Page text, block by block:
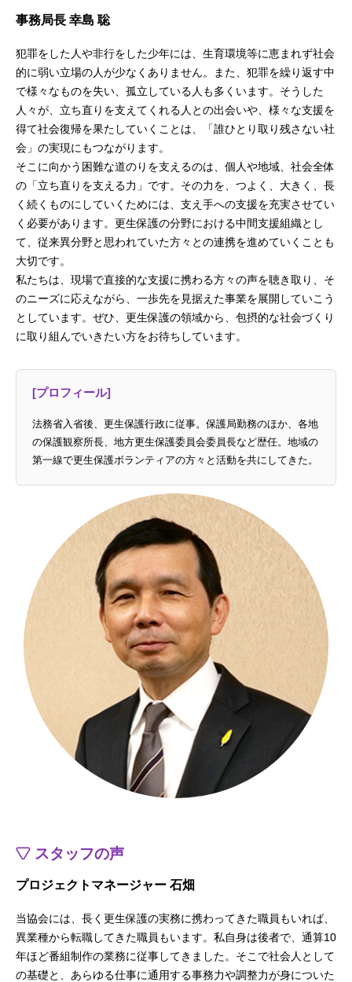
事務局長 幸島 聡
犯罪をした人や非行をした少年には、生育環境等に恵まれず社会
的に弱い立場の人が少なくありません。また、犯罪を繰り返す中
で様々なものを失い、孤立している人も多くいます。そうした
人々が、立ち直りを支えてくれる人との出会いや、様々な支援を
得て社会復帰を果たしていくことは、「誰ひとり取り残さない社
会」の実現にもつながります。
そこに向かう困難な道のりを支えるのは、個人や地域、社会全体
の「立ち直りを支える力」です。その力を、つよく、大きく、長
く続くものにしていくためには、支え手への支援を充実させてい
く必要があります。更生保護の分野における中間支援組織とし
て、従来異分野と思われていた方々との連携を進めていくことも
大切です。
私たちは、現場で直接的な支援に携わる方々の声を聴き取り、そ
のニーズに応えながら、一歩先を見据えた事業を展開していこう
としています。ぜひ、更生保護の領域から、包摂的な社会づくり
に取り組んでいきたい方をお待ちしています。
[プロフィール]
法務省入省後、更生保護行政に従事。保護局勤務のほか、各地
の保護観察所長、地方更生保護委員会委員長など歴任。地域の
第一線で更生保護ボランティアの方々と活動を共にしてきた。
スタッフの声
プロジェクトマネージャー 石畑
当協会には、長く更生保護の実務に携わってきた職員もいれば、
異業種から転職してきた職員もいます。私自身は後者で、通算10
年ほど番組制作の業務に従事してきました。そこで社会人として
の基礎と、あらゆる仕事に通用する事務力や調整力が身についた